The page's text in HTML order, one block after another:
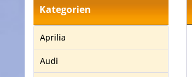
Kategorien
Aprilia
Audi